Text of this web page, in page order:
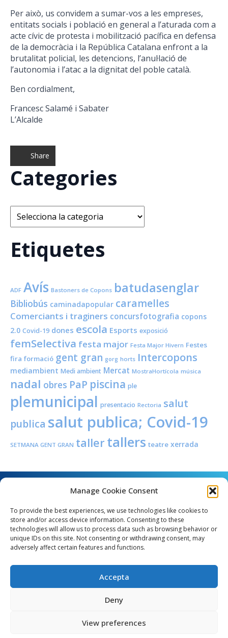
Manage Cookie Consent
To provide the best experiences, we use technologies like cookies to
store and/or access device information. Consenting to these
technologies will allow us to process data such as browsing behavior or
unique IDs on this site. Not consenting or withdrawing consent, may
adversely affect certain features and functions.
Accepta
Deny
View preferences
Per això, us convidem a sumar-vos a les empreses,
entitats socials i població en general a l’aturada com a
acte cívic de protesta i mobilització pacífica en defensa
de la democràcia i la República Catalana enfront a la
brutalitat policial, les detencions, l’anul·lació de
l’autonomia i l’atac a la dignitat del poble català.
Ben cordialment,
Francesc Salamé i Sabater
L’Alcalde
Share
Categories
Categories
Etiquetes
ADF Avís Bastoners de Copons batudasenglar
Bibliobús caminadapopular caramelles
Comerciants i traginers concursfotografia copons
2.0 Covid-19 dones escola Esports exposició
femSelectiva festa major Festa Major Hivern Festes
fira formació gent gran gorg horts Intercopons
mediambient Medi ambient Mercat MostraHortícola música
nadal obres PaP piscina ple
plemunicipal presentacio Rectoria salut
publica salut publica; Covid-19
SETMANA GENT GRAN taller tallers teatre xerrada
Angel Guimerà, 8 - 08289 Copons
e_mail: copons@copons.cat
Crèdits Política de cookies (EU)